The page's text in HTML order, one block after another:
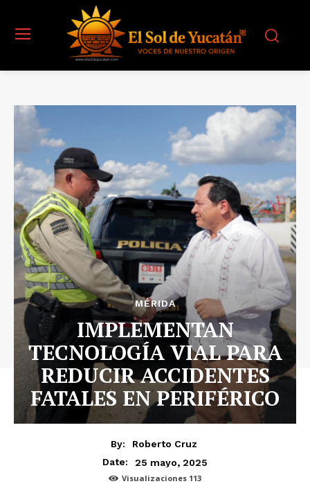
MÉRIDA
IMPLEMENTAN
TECNOLOGÍA VIAL PARA
REDUCIR ACCIDENTES
FATALES EN PERIFÉRICO
By:
Roberto Cruz
Date:
25 mayo, 2025
Visualizaciones 113